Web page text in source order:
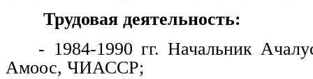
Трудовая деятельность:
- 1984-1990 гг. Начальник
Амоос, ЧИАССР;